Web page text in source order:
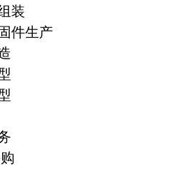
装
件生产